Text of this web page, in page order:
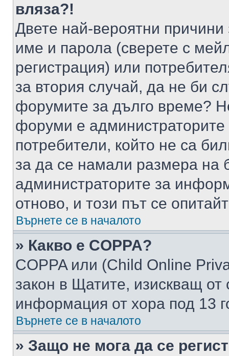
вляза?!
Двете най-вероятни
име и парола (сверете с
регистрация) или
за втория случай, да не би
форумите за дълго време?
форуми е администраторите
потребители, който не са
за да се намали размера на
администраторите за
отново, и този път се
Върнете се в началото
» Какво е COPPA?
COPPA или (Child Online
закон в Щатите, изискващ от
информация от хора под 13
Върнете се в началото
» Защо не мога да се